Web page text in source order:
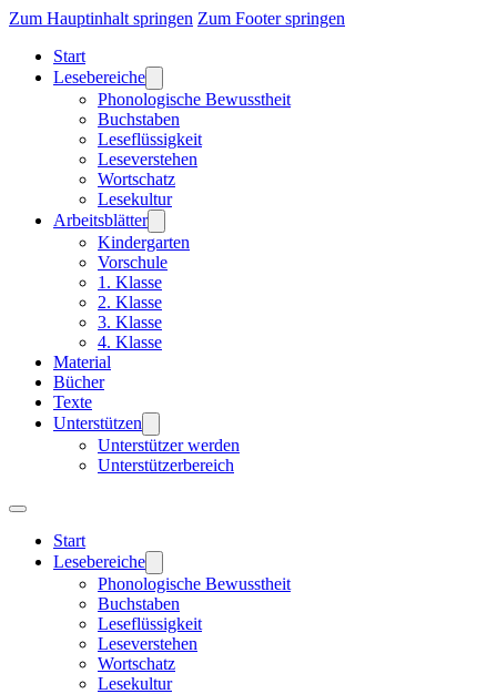
Zum Hauptinhalt springen Zum Footer springen
Start
Lesebereiche
Phonologische Bewusstheit
Buchstaben
Leseflüssigkeit
Leseverstehen
Wortschatz
Lesekultur
Arbeitsblätter
Kindergarten
Vorschule
1. Klasse
2. Klasse
3. Klasse
4. Klasse
Material
Bücher
Texte
Unterstützen
Unterstützer werden
Unterstützerbereich
Start
Lesebereiche
Phonologische Bewusstheit
Buchstaben
Leseflüssigkeit
Leseverstehen
Wortschatz
Lesekultur